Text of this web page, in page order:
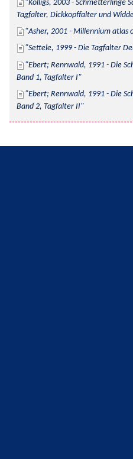
Kolligs, 2003 - Schmetterlinge
Tagfalter, Dickkopffalter und
Asher, 2001 - Millennium
Settele, 1999 - Die Tagfalter
Ebert; Rennwald, 1991 - Die
Band 1, Tagfalter I
Ebert; Rennwald, 1991 - Die
Band 2, Tagfalter II